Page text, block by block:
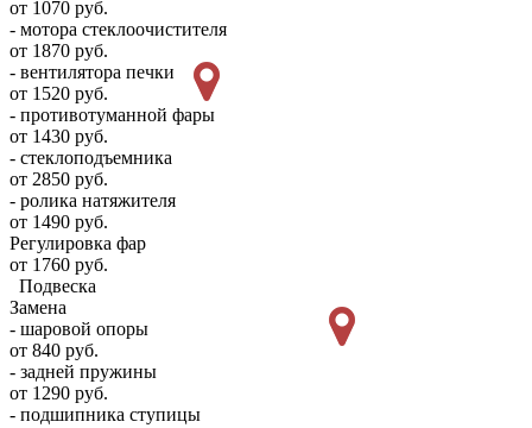
от 1070 руб.
- мотора стеклоочистителя
от 1870 руб.
- вентилятора печки
от 1520 руб.
- противотуманной фары
от 1430 руб.
- стеклоподъемника
от 2850 руб.
- ролика натяжителя
от 1490 руб.
Регулировка фар
от 1760 руб.
Подвеска
Замена
- шаровой опоры
от 840 руб.
- задней пружины
от 1290 руб.
- подшипника ступицы